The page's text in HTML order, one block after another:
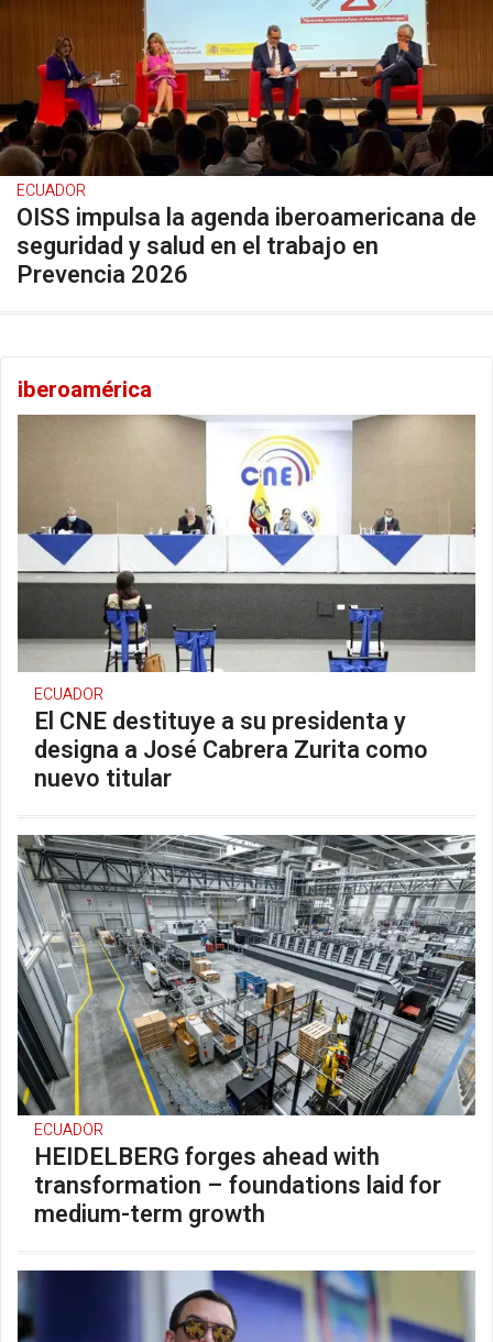
ECUADOR
OISS impulsa la agenda iberoamericana de
seguridad y salud en el trabajo en
Prevencia 2026
iberoamérica
ECUADOR
El CNE destituye a su presidenta y
designa a José Cabrera Zurita como
nuevo titular
ECUADOR
HEIDELBERG forges ahead with
transformation – foundations laid for
medium-term growth